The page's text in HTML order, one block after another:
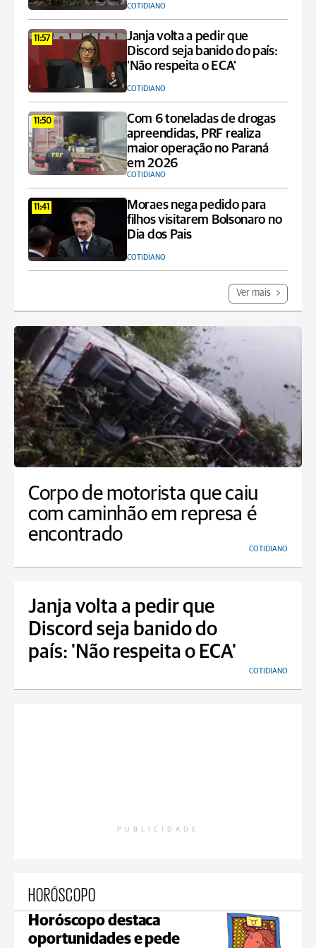
COTIDIANO
11:57
Janja volta a pedir que
Discord seja banido do país:
'Não respeita o ECA'
COTIDIANO
11:50
Com 6 toneladas de drogas
apreendidas, PRF realiza
maior operação no Paraná
em 2026
COTIDIANO
11:41
Moraes nega pedido para
filhos visitarem Bolsonaro no
Dia dos Pais
COTIDIANO
Ver mais
Corpo de motorista que caiu
com caminhão em represa é
encontrado
COTIDIANO
Janja volta a pedir que
Discord seja banido do
país: 'Não respeita o ECA'
COTIDIANO
PUBLICIDADE
HORÓSCOPO
Horóscopo destaca
oportunidades e pede